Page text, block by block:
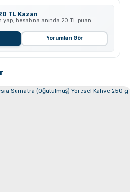
TL Kazan
yap, hesabına anında 20 TL puan
Yorumları Gör